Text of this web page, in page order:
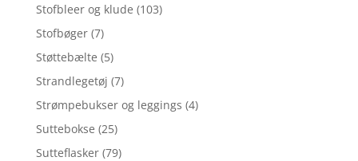
Stofbleer og klude (103)
Stofbøger (7)
Støttebælte (5)
Strandlegetøj (7)
Strømpebukser og leggings (4)
Suttebokse (25)
Sutteflasker (79)